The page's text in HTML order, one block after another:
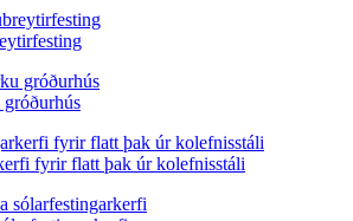
fyrir flatt þak úr kolefnisstáli